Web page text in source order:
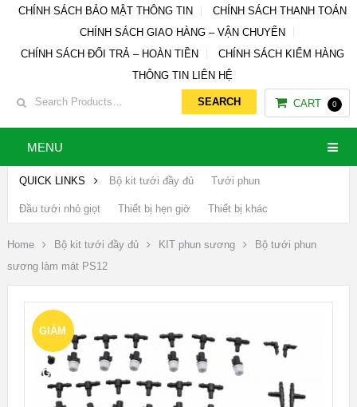
CHÍNH SÁCH BẢO MẬT THÔNG TIN
CHÍNH SÁCH THANH TOÁN
CHÍNH SÁCH GIAO HÀNG – VẬN CHUYỂN
CHÍNH SÁCH ĐỔI TRẢ – HOÀN TIỀN
CHÍNH SÁCH KIỂM HÀNG
THÔNG TIN LIÊN HỆ
CART 0
MENU
QUICK LINKS Bộ kit tưới đầy đủ Tưới phun
Đầu tưới nhỏ giọt Thiết bị hẹn giờ Thiết bị khác
Home Bộ kit tưới đầy đủ KIT phun sương
Bộ tưới phun
sương làm mát PS12
GIẢM
GIÁ!